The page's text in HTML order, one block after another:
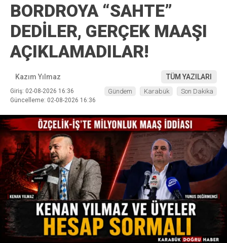
BORDROYA “SAHTE”
DEDİLER, GERÇEK MAAŞI
AÇIKLAMADILAR!
Kazım Yılmaz TÜM YAZILARI
Giriş: 02-08-2026 16:36
Güncelleme: 02-08-2026 16:36
Gündem Karabük Son Dakika